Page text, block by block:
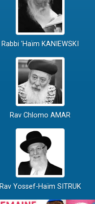
Rabbi 'Haïm KANIEWSKI
Rav Chlomo AMAR
Rav Yossef-Haïm SITRUK